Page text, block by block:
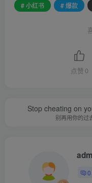
# 小红书
# 爆款
点赞 0
Stop cheating on
别再用你的过
0